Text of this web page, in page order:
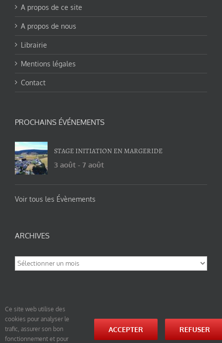
A propos de ce site
A propos de nous
Librairie
Mentions légales
Contact
PROCHAINS ÉVÉNEMENTS
STAGE INITIATION EN MARGERIDE
3 août - 7 août
Voir tous les Évènements
ARCHIVES
Archives
© tao-yin.co © TAO-YIN.fr Georges Charles, Hormis les pages https://tao-yin.fr/georges-charles/
et https://tao-yin.fr/san-yiquan-le-poing-des-trois-harmonies/ sous licence Creative Commons
Paternité-Partage des Conditions Initiales à l’Identique 3.0 Unported (photos de ces pages non
Ce site web utilise des
cookies pour analyser le
trafic, assurer son bon
fonctionnement et pour
ACCEPTER REFUSER